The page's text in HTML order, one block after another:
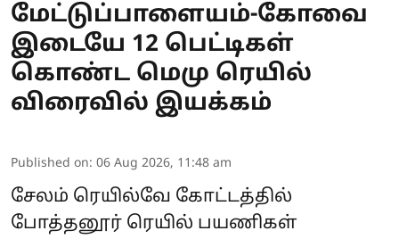
மேட்டுப்பாளையம்-கோவை
இடையே 12 பெட்டிகள்
கொண்ட மெமு ரெயில்
விரைவில் இயக்கம்
Published on: 06 Aug 2026, 11:48 am
சேலம் ரெயில்வே கோட்டத்தில்
போத்தனூர் ரெயில் பயணிகள்